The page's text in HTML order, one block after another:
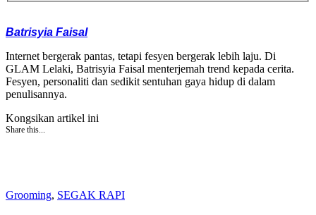
Batrisyia Faisal
Internet bergerak pantas, tetapi fesyen bergerak lebih laju. Di
GLAM Lelaki, Batrisyia Faisal menterjemah trend kepada cerita.
Fesyen, personaliti dan sedikit sentuhan gaya hidup di dalam
penulisannya.
Kongsikan artikel ini
Share this...
Grooming, SEGAK RAPI